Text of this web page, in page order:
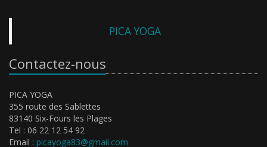
PICA YOGA
Contactez-nous
PICA YOGA
355 route des Sablettes
83140 Six-Fours les Plages
Tel : 06 22 12 54 92
Email : picayoga83@gmail.com